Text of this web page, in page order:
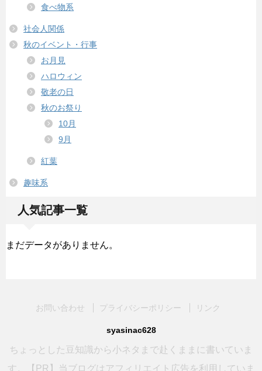
食べ物系
社会人関係
秋のイベント・行事
お月見
ハロウィン
敬老の日
秋のお祭り
10月
9月
紅葉
趣味系
人気記事一覧
まだデータがありません。
お問い合わせ プライバシーポリシー リンク
syasinac628
ちょっとした豆知識から小ネタまで赴くままに書いていま
す。【PR】当ブログはアフィリエイト広告を利用していま